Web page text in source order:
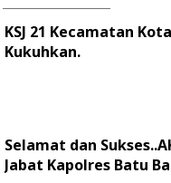
KSJ 21 Kecamatan
Kukuhkan.
Selamat dan
Jabat Kapolres Batu